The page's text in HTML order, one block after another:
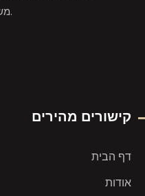
משפחתיים, נזיקין, ביטוח לאומי וליטיגציה.
קישורים מהירים
דף הבית
אודות